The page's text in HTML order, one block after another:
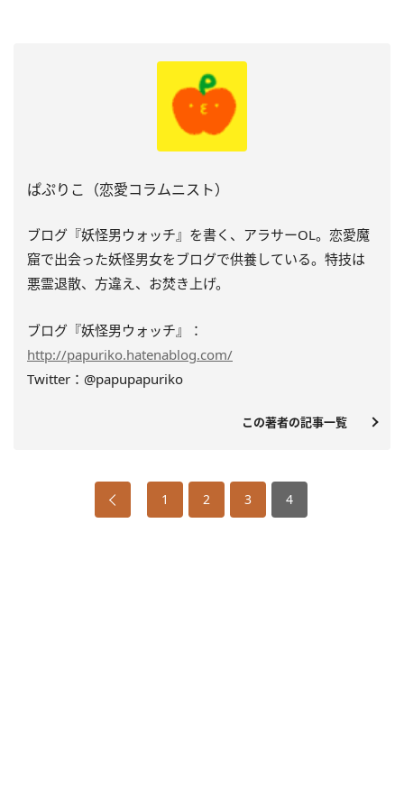
ぱぷりこ（恋愛コラムニスト）
ブログ『妖怪男ウォッチ』を書く、アラサーOL。恋愛魔
窟で出会った妖怪男女をブログで供養している。特技は
悪霊退散、方違え、お焚き上げ。
ブログ『妖怪男ウォッチ』：
http://papuriko.hatenablog.com/
Twitter：@papupapuriko
この著者の記事一覧
1 2 3 4